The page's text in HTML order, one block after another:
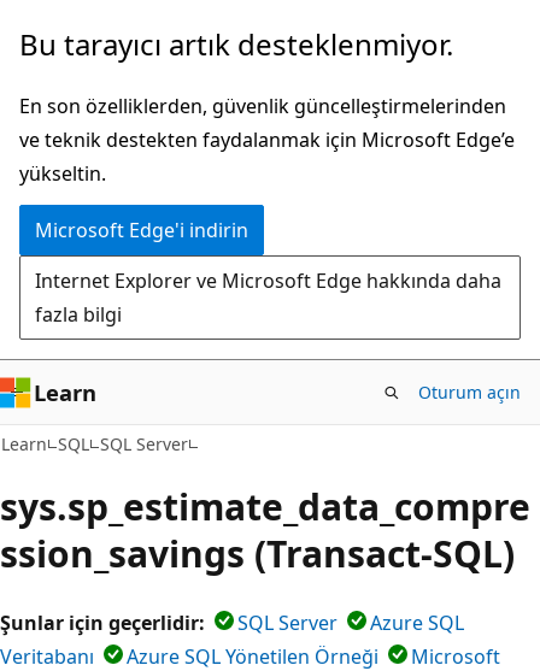
Ana
atla
Bu tarayıcı artık desteklenmiyor.
En son özelliklerden, güvenlik güncelleştirmelerinden
ve teknik destekten faydalanmak için Microsoft Edge’e
yükseltin.
Microsoft Edge'i indirin
Internet Explorer ve Microsoft Edge hakkında daha
fazla bilgi
Learn Oturum açın
Learn SQL SQL Server
sys.sp_estimate_data_compre
ssion_savings (Transact-SQL)
Şunlar için geçerlidir: SQL Server
Azure SQL
Veritabanı
Azure SQL Yönetilen Örneği
Microsoft